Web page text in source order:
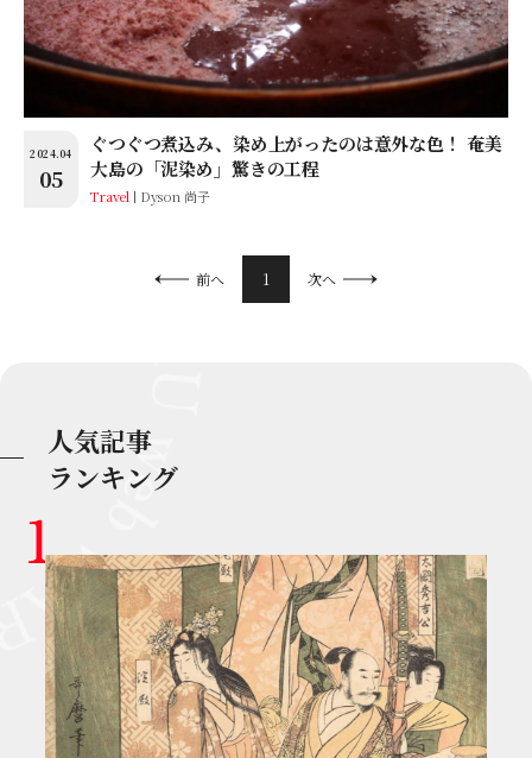
2024.04
05
ぐつぐつ煮込み、染め上がったのは意外な色！ 奄美
大島の「泥染め」驚きの工程
Travel Dyson 尚子
前へ 1 次へ
人気記事
ランキング